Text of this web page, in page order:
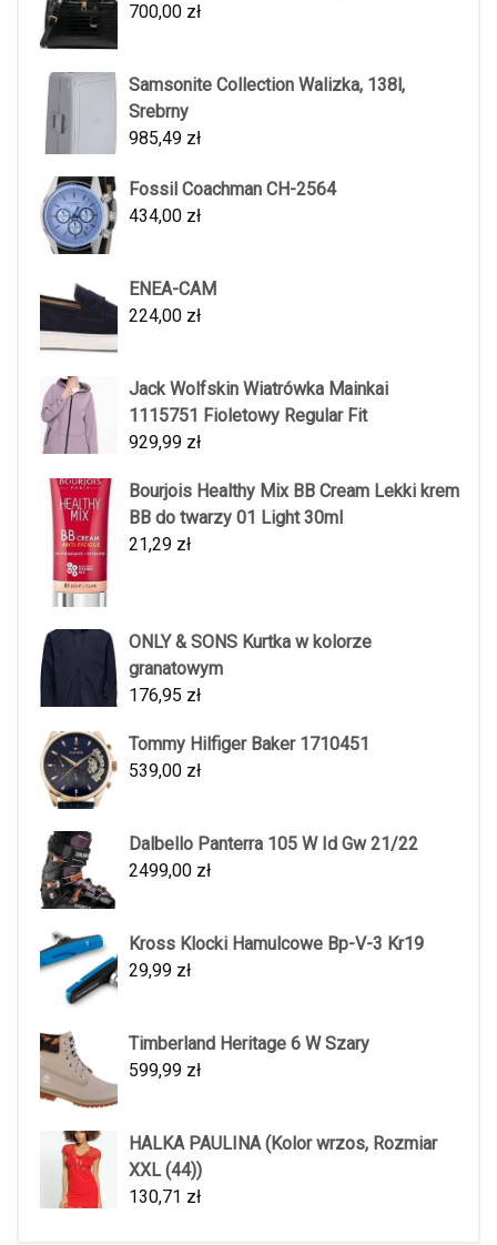
700,00 zł
Samsonite Collection Walizka, 138l,
Srebrny
985,49 zł
Fossil Coachman CH-2564
434,00 zł
ENEA-CAM
224,00 zł
Jack Wolfskin Wiatrówka Mainkai
1115751 Fioletowy Regular Fit
929,99 zł
Bourjois Healthy Mix BB Cream Lekki krem
BB do twarzy 01 Light 30ml
21,29 zł
ONLY & SONS Kurtka w kolorze
granatowym
176,95 zł
Tommy Hilfiger Baker 1710451
539,00 zł
Dalbello Panterra 105 W Id Gw 21/22
2499,00 zł
Kross Klocki Hamulcowe Bp-V-3 Kr19
29,99 zł
Timberland Heritage 6 W Szary
599,99 zł
HALKA PAULINA (Kolor wrzos, Rozmiar
XXL (44))
130,71 zł